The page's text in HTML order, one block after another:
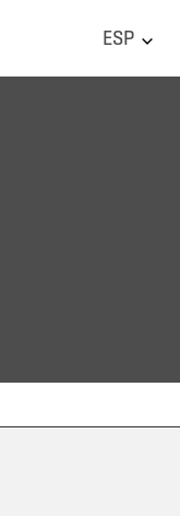
ESP